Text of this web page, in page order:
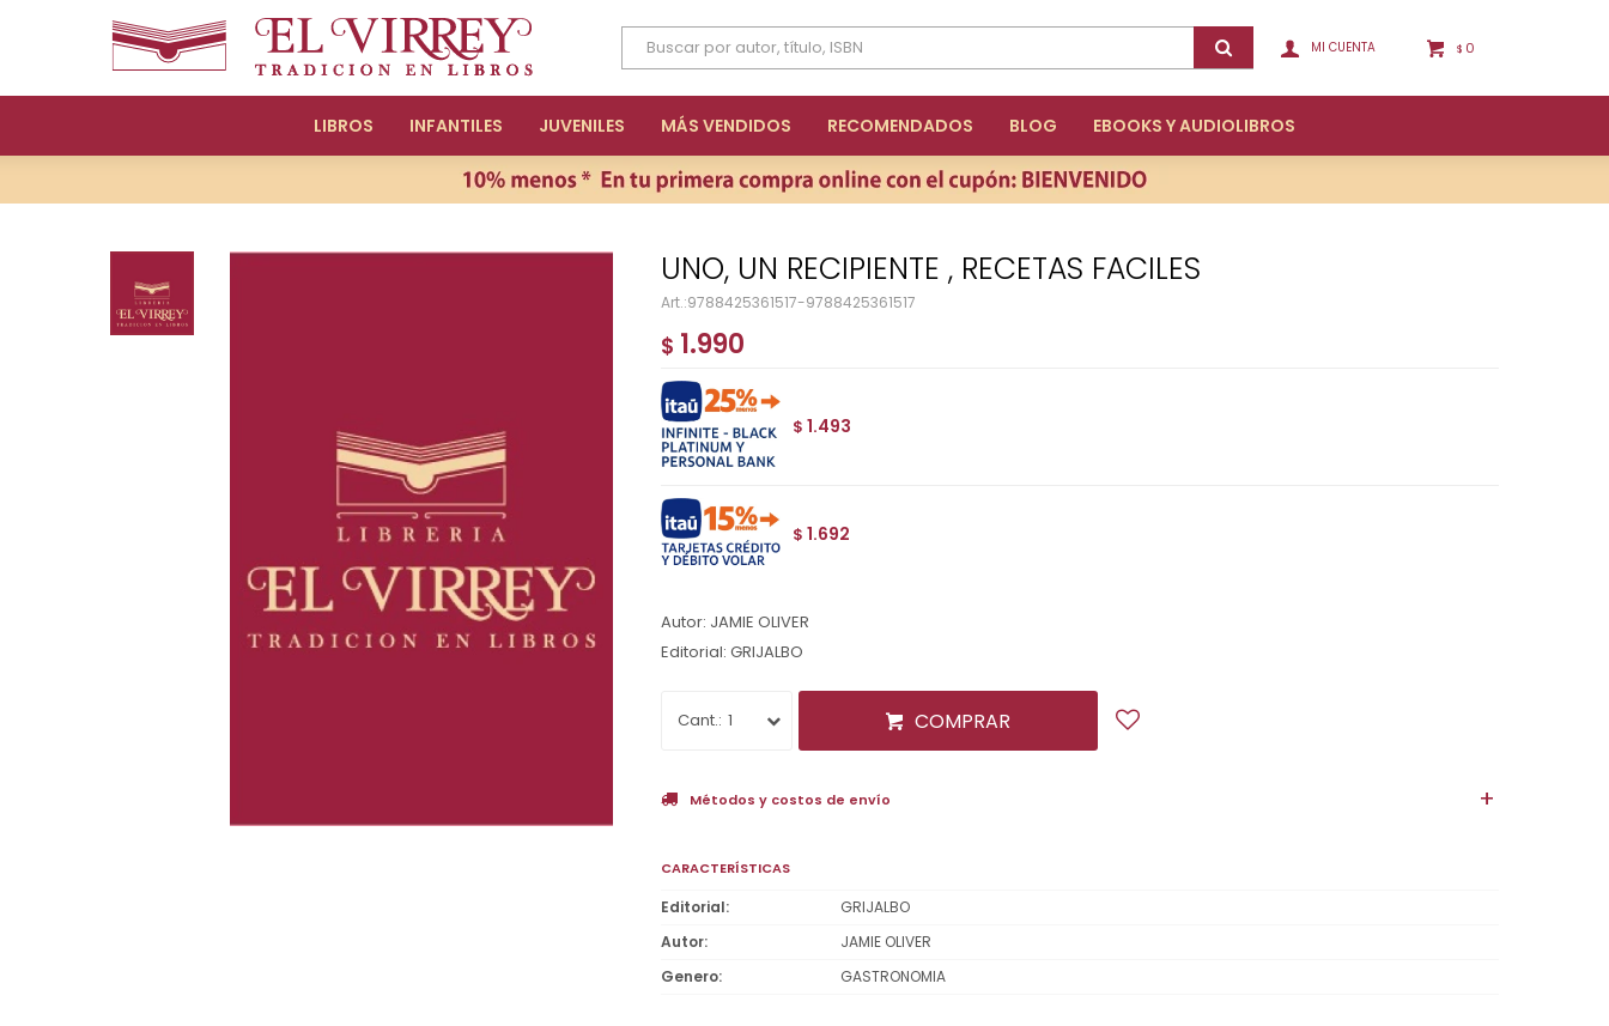
LIBROS INFANTILES JUVENILES MÁS VENDIDOS RECOMENDADOS BLOG EBOOKS Y AUDIOLIBROS
$ 0
UNO, UN RECIPIENTE , RECETAS FACILES
9788425361517-9788425361517
$ 1.990
$ 1.493
$ 1.692
Autor: JAMIE OLIVER
Editorial: GRIJALBO
1 COMPRAR
Métodos y costos de envío
CARACTERÍSTICAS
Editorial
GRIJALBO
Autor
JAMIE OLIVER
Genero
GASTRONOMIA